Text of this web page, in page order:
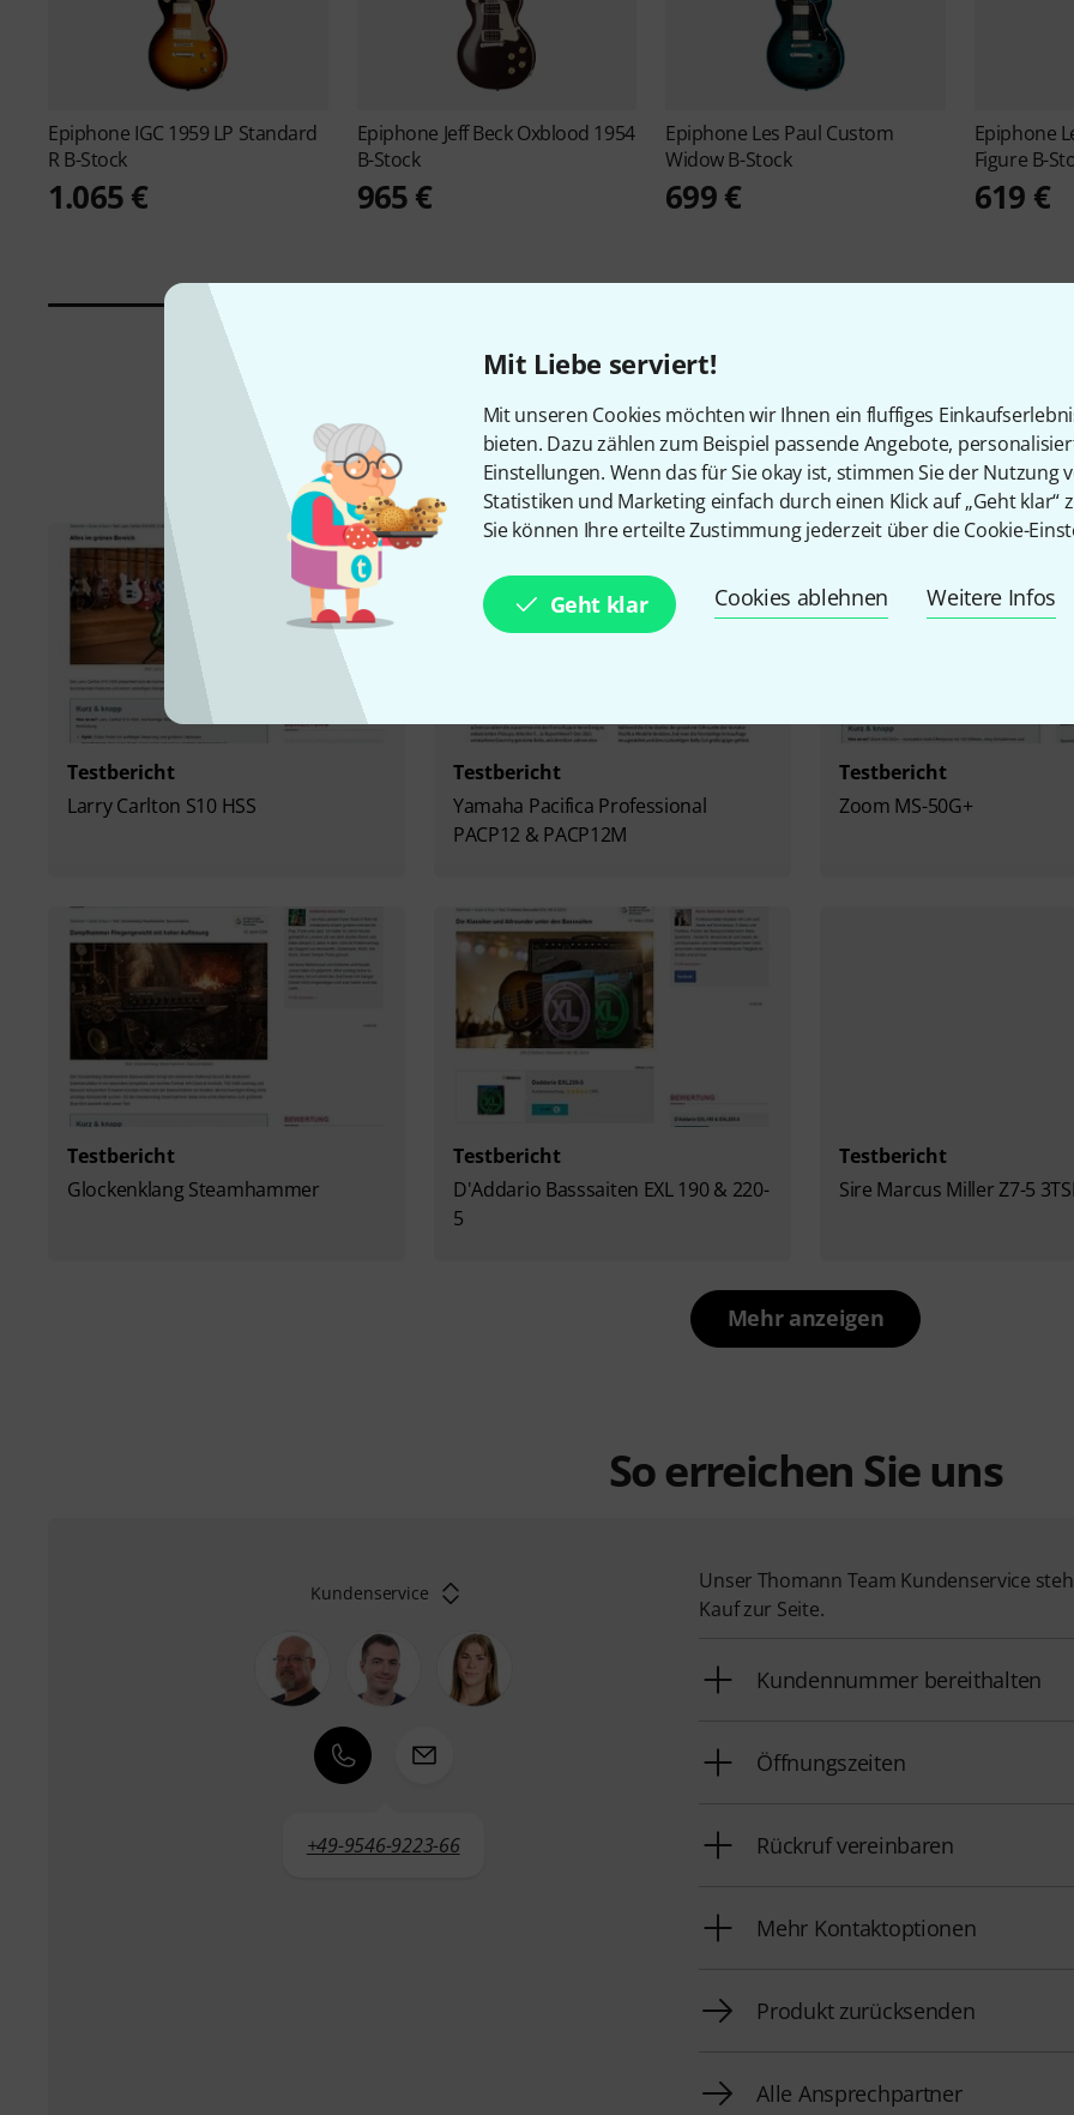
Mit Liebe serviert!
Mit unseren Cookies möchten wir Ihnen ein fluffiges
bieten. Dazu zählen zum Beispiel passende Angebote,
Einstellungen. Wenn das für Sie okay ist, stimmen Sie der Nutzung
Statistiken und Marketing einfach durch einen Klick auf „Geht klar“
Sie können Ihre erteilte Zustimmung jederzeit über die Cookie-
Geht klar Cookies ablehnen Weitere Infos
Epiphone IGC 1959 LP Standard
R B-Stock
1.065 €
Epiphone Jeff Beck Oxblood 1954
B-Stock
965 €
Epiphone Les Paul Custom
Widow B-Stock
699 €
Epiphone
Figure B-
619 €
Mehr zu Epiphone
Testbericht
Larry Carlton S10 HSS
Testbericht
Yamaha Pacifica Professional
PACP12 & PACP12M
Testbericht
Zoom MS-50G+
Testbericht
Glockenklang Steamhammer
Testbericht
D'Addario Basssaiten EXL 190 & 220-
5
Testbericht
Sire Marcus Miller Z7-5
Mehr anzeigen
So erreichen Sie uns
Kundenservice
+49-9546-9223-66
Unser Thomann Team Kundenservice
Kauf zur Seite.
Kundennummer bereithalten
Öffnungszeiten
Rückruf vereinbaren
Mehr Kontaktoptionen
Produkt zurücksenden
Alle Ansprechpartner